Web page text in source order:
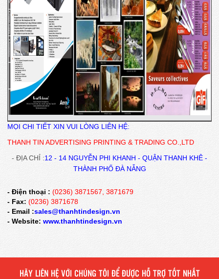
MỌI CHI TIẾT XIN VUI LÒNG LIÊN HỆ:
THANH TIN ADVERTISING PRINTING & TRADING CO.,LTD
- ĐỊA CHỈ :12 - 14 NGUYỄN PHI KHANH - QUẬN THANH KHÊ -
THÀNH PHỐ ĐÀ NẴNG
- Điện thoại : (0236) 3871567, 3871679
- Fax: (0236) 3871678
- Email :sales@thanhtindesign.vn
- Website: www.thanhtindesign.vn
HÃY LIÊN HỆ VỚI CHÚNG TÔI ĐỂ ĐƯỢC HỖ TRỢ TỐT NHẤT